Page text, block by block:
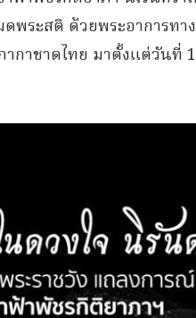
พระสติ ด้วยพระอาการทา
กาชาดไทย มาตั้งแต่วันที่